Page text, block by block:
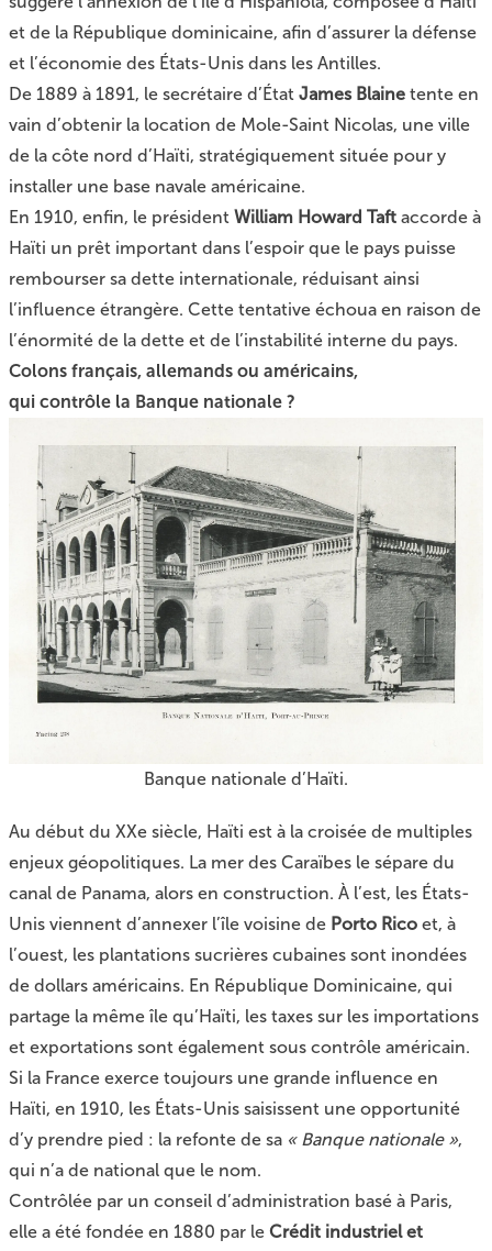
et de la République dominicaine, afin d’assurer la défense
et l’économie des États-Unis dans les Antilles.
De 1889 à 1891, le secrétaire d’État James Blaine tente en
vain d’obtenir la location de Mole-Saint Nicolas, une ville
de la côte nord d’Haïti, stratégiquement située pour y
installer une base navale américaine.
En 1910, enfin, le président William Howard Taft accorde à
Haïti un prêt important dans l’espoir que le pays puisse
rembourser sa dette internationale, réduisant ainsi
l’influence étrangère. Cette tentative échoua en raison de
l’énormité de la dette et de l’instabilité interne du pays.
Colons français, allemands ou américains,
qui contrôle la Banque nationale ?
Banque nationale d’Haïti.
Au début du XXe siècle, Haïti est à la croisée de multiples
enjeux géopolitiques. La mer des Caraïbes le sépare du
canal de Panama, alors en construction. À l’est, les États-
Unis viennent d’annexer l’île voisine de Porto Rico et, à
l’ouest, les plantations sucrières cubaines sont inondées
de dollars américains. En République Dominicaine, qui
partage la même île qu’Haïti, les taxes sur les importations
et exportations sont également sous contrôle américain.
Si la France exerce toujours une grande influence en
Haïti, en 1910, les États-Unis saisissent une opportunité
d’y prendre pied : la refonte de sa « Banque nationale »,
qui n’a de national que le nom.
Contrôlée par un conseil d’administration basé à Paris,
elle a été fondée en 1880 par le Crédit industriel et